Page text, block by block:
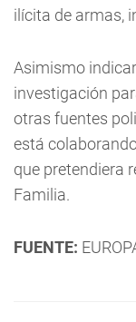
ilícita de armas,
Asimismo
investigación
otras fuentes
está
que pretendiera
Familia.
FUENTE: